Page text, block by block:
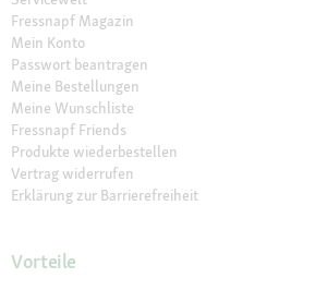
Fressnapf Magazin
Mein Konto
Passwort beantragen
Meine Bestellungen
Meine Wunschliste
Fressnapf Friends
Produkte wiederbestellen
Vertrag widerrufen
Erklärung zur Barrierefreiheit
Vorteile